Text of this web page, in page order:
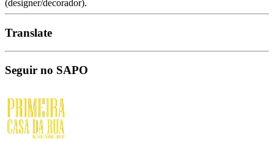
(designer/decorador).
Translate
Seguir no SAPO